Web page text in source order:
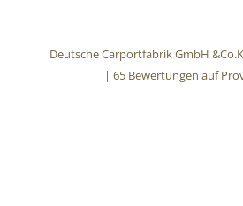
Deutsche Carportfabrik GmbH
| 65Bewertungen auf